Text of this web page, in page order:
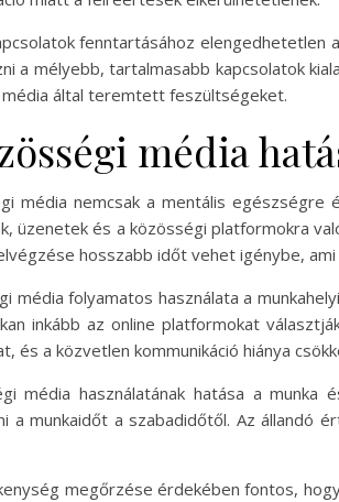
fenntartásához elengedhetetlen
a mélyebb, tartalmasabb kapcsolatok
által teremtett feszültségeket.
média
média nemcsak a mentális egészségre
üzenetek és a közösségi platformokra
hosszabb időt vehet igénybe,
média folyamatos használata a
inkább az online platformokat
és a közvetlen kommunikáció hiánya
média használatának hatása a
a munkaidőt a szabadidőtől. Az állandó
megőrzése érdekében fontos,